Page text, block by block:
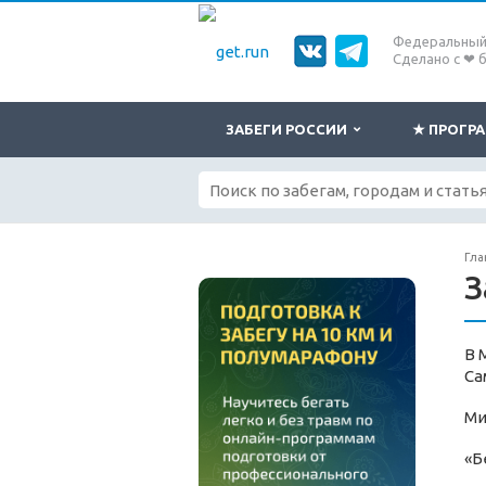
Сделано с ❤
ЗАБЕГИ РОССИИ ★
В